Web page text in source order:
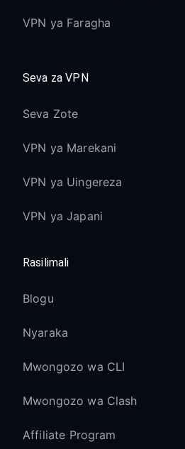
VPN ya Faragha
Seva za VPN
Seva Zote
VPN ya Marekani
VPN ya Uingereza
VPN ya Japani
Rasilimali
Blogu
Nyaraka
Mwongozo wa CLI
Mwongozo wa Clash
Affiliate Program